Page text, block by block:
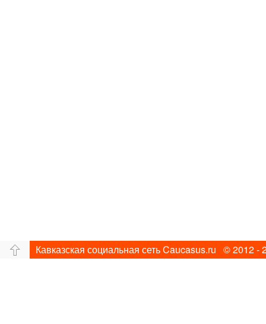
Кавказская социальная сеть Caucasus.ru © 2012 -